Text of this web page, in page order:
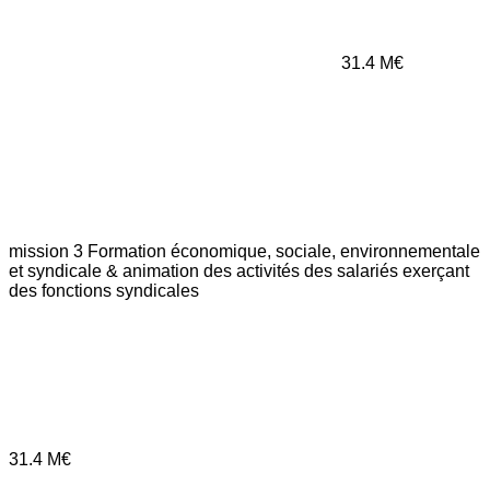
31.4 M€
mission 3 Formation économique, sociale, environnementale
et syndicale & animation des activités des salariés exerçant
des fonctions syndicales
31.4 M€